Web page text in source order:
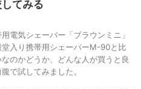
てみる
電気シェーバー「ブラウンミニ」
入り携帯用シェーバーM-90と比
のかどうか、どんな人が買うと良
で試してみました。